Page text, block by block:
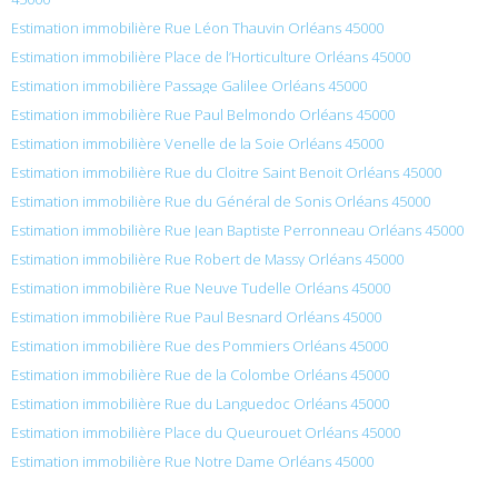
Estimation immobilière Rue Léon Thauvin Orléans 45000
Estimation immobilière Place de l’Horticulture Orléans 45000
Estimation immobilière Passage Galilee Orléans 45000
Estimation immobilière Rue Paul Belmondo Orléans 45000
Estimation immobilière Venelle de la Soie Orléans 45000
Estimation immobilière Rue du Cloitre Saint Benoit Orléans 45000
Estimation immobilière Rue du Général de Sonis Orléans 45000
Estimation immobilière Rue Jean Baptiste Perronneau Orléans 45000
Estimation immobilière Rue Robert de Massy Orléans 45000
Estimation immobilière Rue Neuve Tudelle Orléans 45000
Estimation immobilière Rue Paul Besnard Orléans 45000
Estimation immobilière Rue des Pommiers Orléans 45000
Estimation immobilière Rue de la Colombe Orléans 45000
Estimation immobilière Rue du Languedoc Orléans 45000
Estimation immobilière Place du Queurouet Orléans 45000
Estimation immobilière Rue Notre Dame Orléans 45000